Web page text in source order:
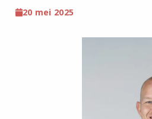
20 mei 2025